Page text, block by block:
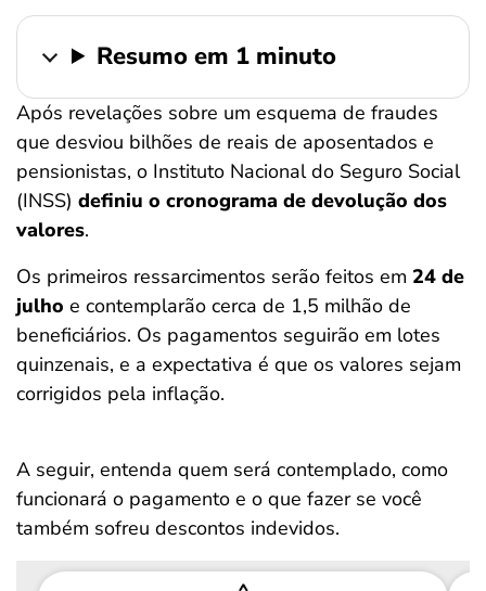
Resumo em 1 minuto
Após revelações sobre um esquema de fraudes
que desviou bilhões de reais de aposentados e
pensionistas, o Instituto Nacional do Seguro Social
(INSS) definiu o cronograma de devolução dos
valores.
Os primeiros ressarcimentos serão feitos em 24 de
julho e contemplarão cerca de 1,5 milhão de
beneficiários. Os pagamentos seguirão em lotes
quinzenais, e a expectativa é que os valores sejam
corrigidos pela inflação.
A seguir, entenda quem será contemplado, como
funcionará o pagamento e o que fazer se você
também sofreu descontos indevidos.